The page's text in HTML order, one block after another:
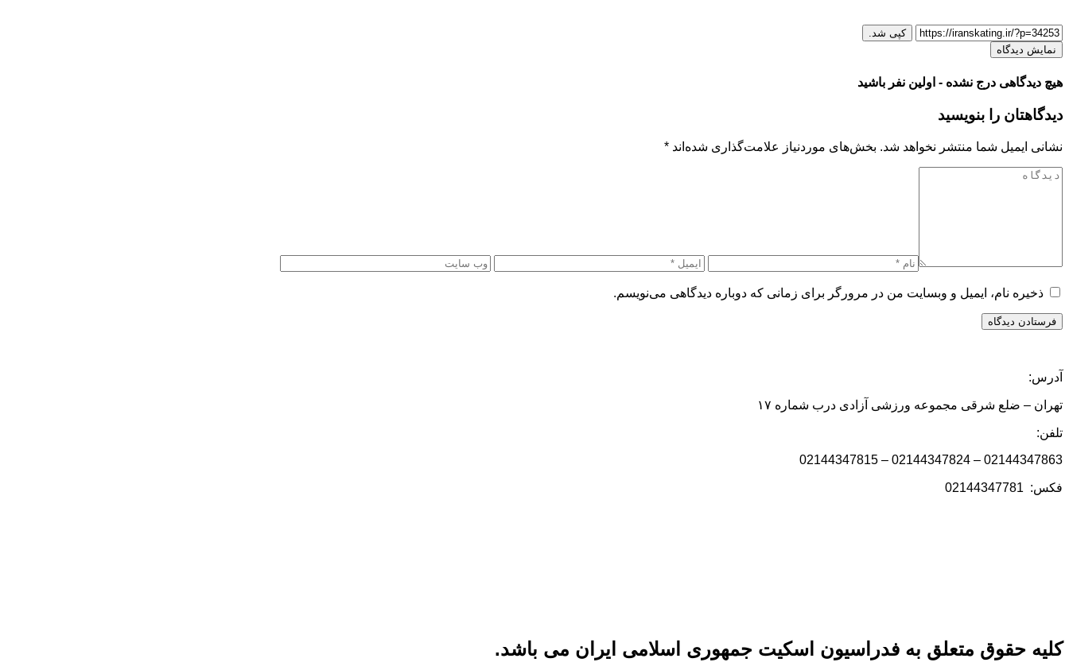
کپی شد.
نمایش دیدگاه
هیچ دیدگاهی درج نشده - اولین نفر باشید
دیدگاهتان را بنویسید
نشانی ایمیل شما منتشر نخواهد شد. بخش‌های موردنیاز علامت‌گذاری شده‌اند *
ذخیره نام، ایمیل و وبسایت من در مرورگر برای زمانی که دوباره دیدگاهی می‌نویسم.
آدرس:
تهران – ضلع شرقی مجموعه ورزشی آزادی درب شماره ۱۷
تلفن:
02144347863 – 02144347824 – 02144347815
فکس: 02144347781
کلیه حقوق متعلق به فدراسیون اسکیت جمهوری اسلامی ایران می باشد.